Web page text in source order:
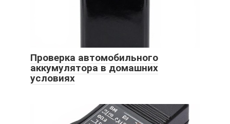
Проверка автомобильного
аккумулятора в домашних
условиях